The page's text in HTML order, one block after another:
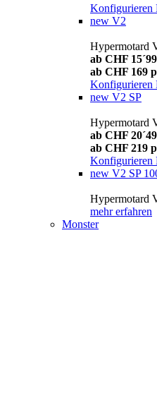
Konfigurieren
new V2
Hypermotard
ab CHF
ab CHF 169
Konfigurieren
new V2 SP
Hypermotard
ab CHF
ab CHF 219
Konfigurieren
new V2 SP
Hypermotard
mehr erfahren
Monster